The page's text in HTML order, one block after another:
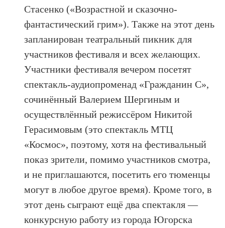
Стасенко («Возрастной и сказочно-
фантастический грим»). Также на этот день
запланирован театральный пикник для
участников фестиваля и всех желающих.
Участники фестиваля вечером посетят
спектакль-аудиопроменад «Гражданин С»,
сочинённый Валерием Шергиным и
осуществлённый режиссёром Никитой
Герасимовым (это спектакль МТЦ
«Космос», поэтому, хотя на фестивальный
показ зрители, помимо участников смотра,
и не приглашаются, посетить его тюменцы
могут в любое другое время). Кроме того, в
этот день сыграют ещё два спектакля —
конкурсную работу из города Югорска